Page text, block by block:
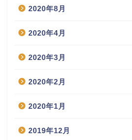
2020年8月
2020年4月
2020年3月
2020年2月
2020年1月
2019年12月